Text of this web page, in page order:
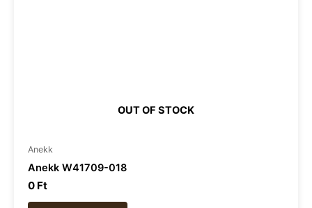
OUT OF STOCK
Anekk
Anekk W41709-018
0 Ft